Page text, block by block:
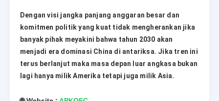
Dengan visi jangka panjang anggaran besar dan
komitmen politik yang kuat tidak mengherankan jika
banyak pihak meyakini bahwa tahun 2030 akan
menjadi era dominasi China di antariksa. Jika tren ini
terus berlanjut maka masa depan luar angkasa bukan
lagi hanya milik Amerika tetapi juga milik Asia.